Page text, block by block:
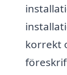
korrekt